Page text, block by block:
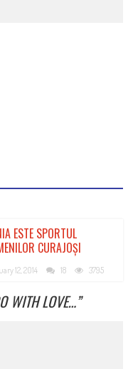
ESTE SPORTUL
CURAJOȘI
12, 2014 18 3795
WITH LOVE…”